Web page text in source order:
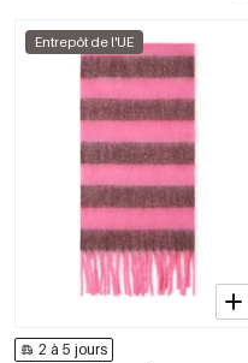
Entrepôt de l'UE
2 à 5 jours